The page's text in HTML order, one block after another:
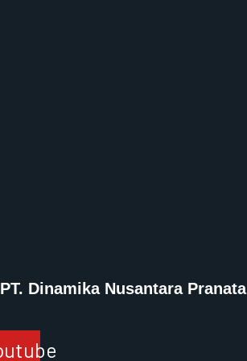
PT. Dinamika Nusantara Pranata